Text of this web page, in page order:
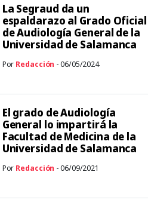
La Segraud da un
espaldarazo al Grado Oficial
de Audiología General de la
Universidad de Salamanca
Por Redacción - 06/05/2024
El grado de Audiología
General lo impartirá la
Facultad de Medicina de la
Universidad de Salamanca
Por Redacción - 06/09/2021